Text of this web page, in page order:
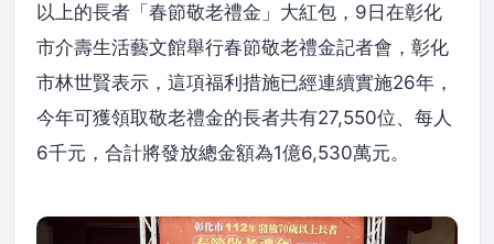
以上的長者「春節敬老禮金」大紅包，9日在彰化
市介壽生活藝文館舉行春節敬老禮金記者會，彰化
市林世賢表示，這項福利措施已經連續實施26年，
今年可獲領取敬老禮金的長者共有27,550位、每人
6千元，合計將發放總金額為1億6,530萬元。